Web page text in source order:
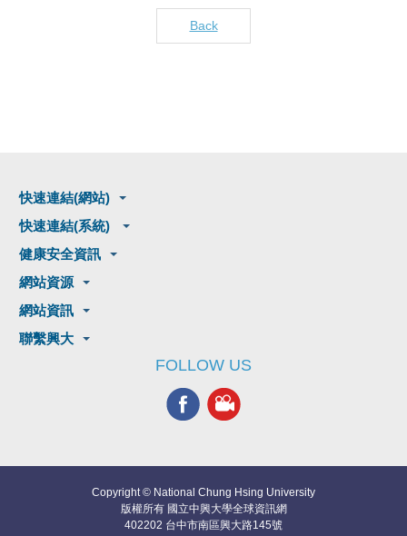
Back
快速連結(網站)
快速連結(系統)
健康安全資訊
網站資源
網站資訊
聯繫興大
FOLLOW US
Copyright © National Chung Hsing University
版權所有 國立中興大學全球資訊網
402202 台中市南區興大路145號